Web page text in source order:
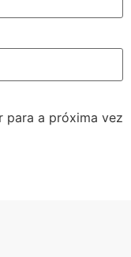
para a próxima vez